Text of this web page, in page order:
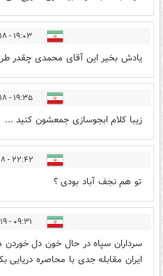
۱۹:۰۳ - ۱۴۰۵/۰۳/۱۸
یادش بخیر این آقای محمدی چقدر
۱۹:۳۵ - ۱۴۰۵/۰۳/۱۸
زیبا کلام ابجوسازی جمعشون کنید ...
۲۲:۴۲ - ۱۴۰۵/۰۳/۱۸
تو هم نجف آباد بودی ؟
۰۹:۳۱ - ۱۴۰۵/۰۳/۱۹
سرداران سپاه در حال خون دل خوردن
ایران مقابله جدی با محاصره دریایی